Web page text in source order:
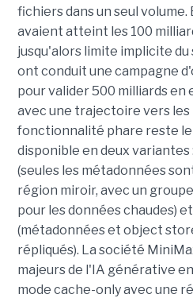
fichiers dans un seul volume.
avaient atteint les 100
jusqu'alors limite implicite du
ont conduit une campagne
pour valider 500 milliards
avec une trajectoire vers les
fonctionnalité phare reste le
disponible en deux variantes
(seules les métadonnées
région miroir, avec un
pour les données chaudes)
(métadonnées et object
répliqués). La société
majeurs de l'IA générative
mode cache-only avec une